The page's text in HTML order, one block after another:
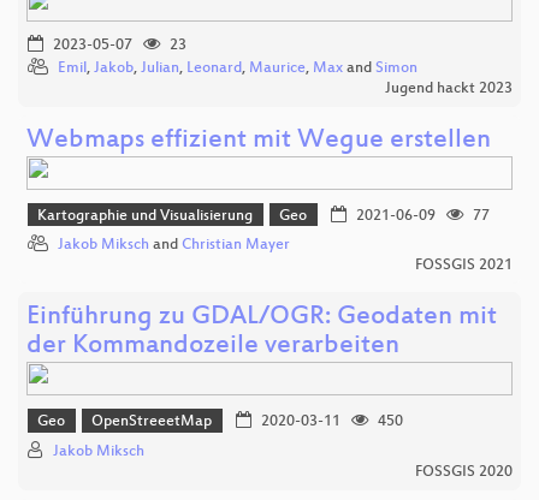
2023-05-07
23
Emil , Jakob, Julian, Leonard, Maurice, Max and Simon
Jugend hackt 2023
Webmaps effizient mit Wegue erstellen
Kartographie und Visualisierung Geo 2021-06-09
77
Jakob Miksch and Christian Mayer
FOSSGIS 2021
Einführung zu GDAL/OGR: Geodaten mit
der Kommandozeile verarbeiten
Geo OpenStreeetMap 2020-03-11
450
Jakob Miksch
FOSSGIS 2020